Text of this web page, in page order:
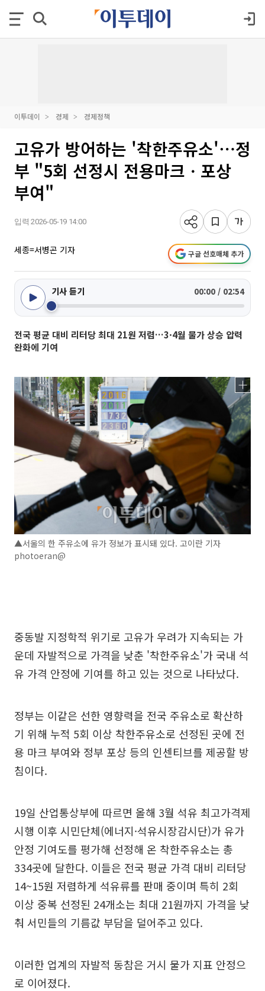
이투데이 경제 경제정책
고유가 방어하는 '착한주유소'⋯정
부 "5회 선정시 전용마크ㆍ포상
부여"
입력 2026-05-19 14:00
세종=서병곤 기자 구글 선호매체 추가
기사 듣기 00:00 / 02:54
전국 평균 대비 리터당 최대 21원 저렴…3·4월 물가 상승 압력
완화에 기여
▲서울의 한 주유소에 유가 정보가 표시돼 있다. 고이란 기자
photoeran@
중동발 지정학적 위기로 고유가 우려가 지속되는 가
운데 자발적으로 가격을 낮춘 '착한주유소'가 국내 석
유 가격 안정에 기여를 하고 있는 것으로 나타났다.
정부는 이같은 선한 영향력을 전국 주유소로 확산하
기 위해 누적 5회 이상 착한주유소로 선정된 곳에 전
용 마크 부여와 정부 포상 등의 인센티브를 제공할 방
침이다.
19일 산업통상부에 따르면 올해 3월 석유 최고가격제
시행 이후 시민단체(에너지·석유시장감시단)가 유가
안정 기여도를 평가해 선정해 온 착한주유소는 총
334곳에 달한다. 이들은 전국 평균 가격 대비 리터당
14~15원 저렴하게 석유류를 판매 중이며 특히 2회
이상 중복 선정된 24개소는 최대 21원까지 가격을 낮
춰 서민들의 기름값 부담을 덜어주고 있다.
이러한 업계의 자발적 동참은 거시 물가 지표 안정으
로 이어졌다.